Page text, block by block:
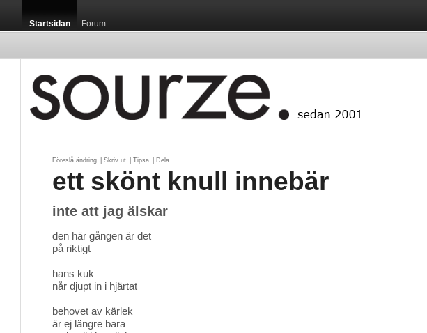
Startsidan Forum
Föreslå ändring Skriv ut Tipsa Dela
ett skönt knull innebär
inte att jag älskar
den här gången är det
på riktigt
hans kuk
når djupt in i hjärtat
behovet av kärlek
är ej längre bara